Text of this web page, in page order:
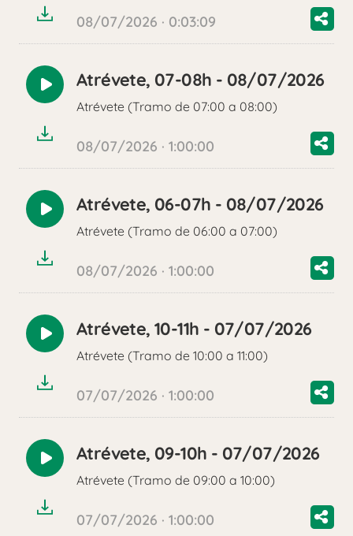
08/07/2026 · 0:03:09
Reproducir
audio
Atrévete, 07-08h - 08/07/2026
Atrévete (Tramo de 07:00 a 08:00)
08/07/2026 · 1:00:00
Reproducir
audio
Atrévete, 06-07h - 08/07/2026
Atrévete (Tramo de 06:00 a 07:00)
08/07/2026 · 1:00:00
Reproducir
audio
Atrévete, 10-11h - 07/07/2026
Atrévete (Tramo de 10:00 a 11:00)
07/07/2026 · 1:00:00
Reproducir
audio
Atrévete, 09-10h - 07/07/2026
Atrévete (Tramo de 09:00 a 10:00)
07/07/2026 · 1:00:00